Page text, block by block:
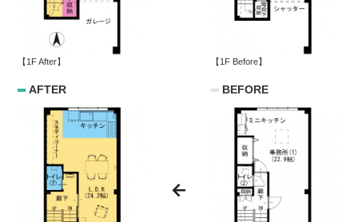
【1F Before】
【1F After】
BEFORE
AFTER